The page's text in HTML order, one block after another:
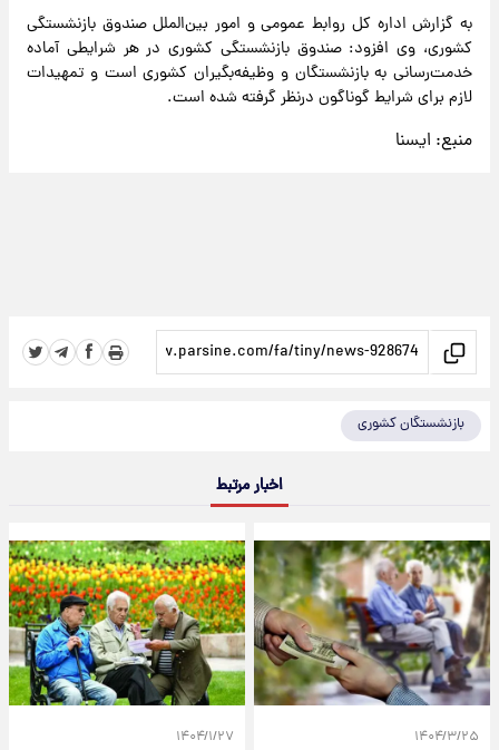
به گزارش اداره کل روابط عمومی و امور بین‌الملل صندوق بازنشستگی
کشوری، وی افزود: صندوق بازنشستگی کشوری در هر شرایطی آماده
خدمت‌رسانی به بازنشستگان و وظیفه‌بگیران کشوری است و تمهیدات
لازم برای شرایط گوناگون درنظر گرفته شده است.
منبع: ایسنا
بازنشستگان کشوری
اخبار مرتبط
۱۴۰۴/۳/۲۵ ۱۴۰۴/۱/۲۷